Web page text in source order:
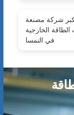
شركة مصنعة
الطاقة الخارجية
في النمسا